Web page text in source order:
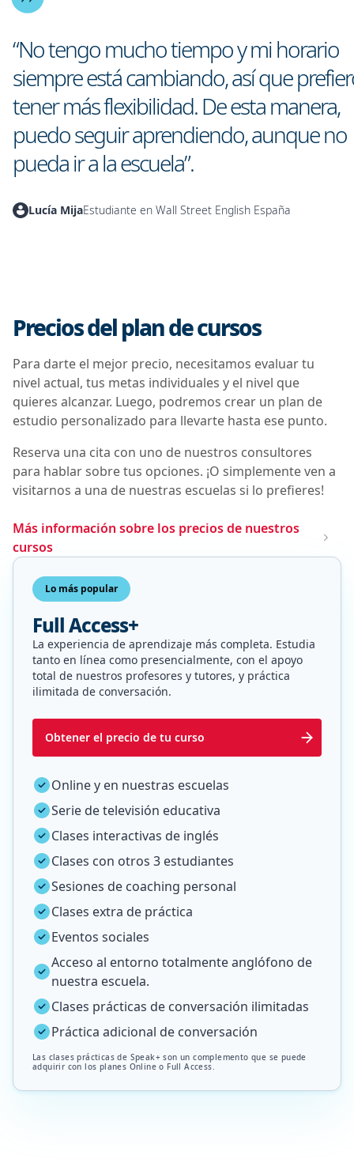
“No tengo mucho tiempo y mi horario
siempre está cambiando, así que
tener más flexibilidad. De esta manera,
puedo seguir aprendiendo, aunque no
pueda ir a la escuela”.
Lucía MijaEstudiante en Wall Street English España
Precios del plan de cursos
Para darte el mejor precio, necesitamos evaluar tu
nivel actual, tus metas individuales y el nivel que
quieres alcanzar. Luego, podremos crear un plan de
estudio personalizado para llevarte hasta ese punto.
Reserva una cita con uno de nuestros consultores
para hablar sobre tus opciones. ¡O simplemente ven a
visitarnos a una de nuestras escuelas si lo prefieres!
Más información sobre los precios de nuestros
cursos
Lo más popular
Full Access+
La experiencia de aprendizaje más completa. Estudia
tanto en línea como presencialmente, con el apoyo
total de nuestros profesores y tutores, y práctica
ilimitada de conversación.
Obtener el precio de tu curso
Online y en nuestras escuelas
Serie de televisión educativa
Clases interactivas de inglés
Clases con otros 3 estudiantes
Sesiones de coaching personal
Clases extra de práctica
Eventos sociales
Acceso al entorno totalmente anglófono de
nuestra escuela.
Clases prácticas de conversación ilimitadas
Práctica adicional de conversación
Las clases prácticas de Speak+ son un complemento que se puede
adquirir con los planes Online o Full Access.